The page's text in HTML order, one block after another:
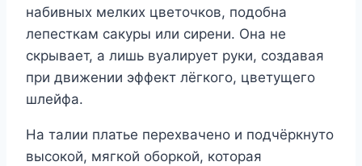
набивных мелких цветочков, подобна
лепесткам сакуры или сирени. Она не
скрывает, а лишь вуалирует руки, создавая
при движении эффект лёгкого, цветущего
шлейфа.
На талии платье перехвачено и подчёркнуто
высокой, мягкой оборкой, которая